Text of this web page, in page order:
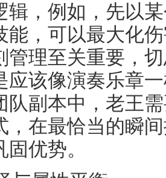
辑，例如，先以
能，可以最大化
管理至关重要，
应该像演奏乐章
队副本中，老王
，在最恰当的瞬
优势。